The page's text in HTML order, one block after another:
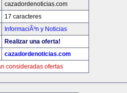
cazadordenoticias.com
17 caracteres
InformaciÃ³n y Noticias
Realizar una oferta!
cazadordenoticias.com
consideradas ofertas